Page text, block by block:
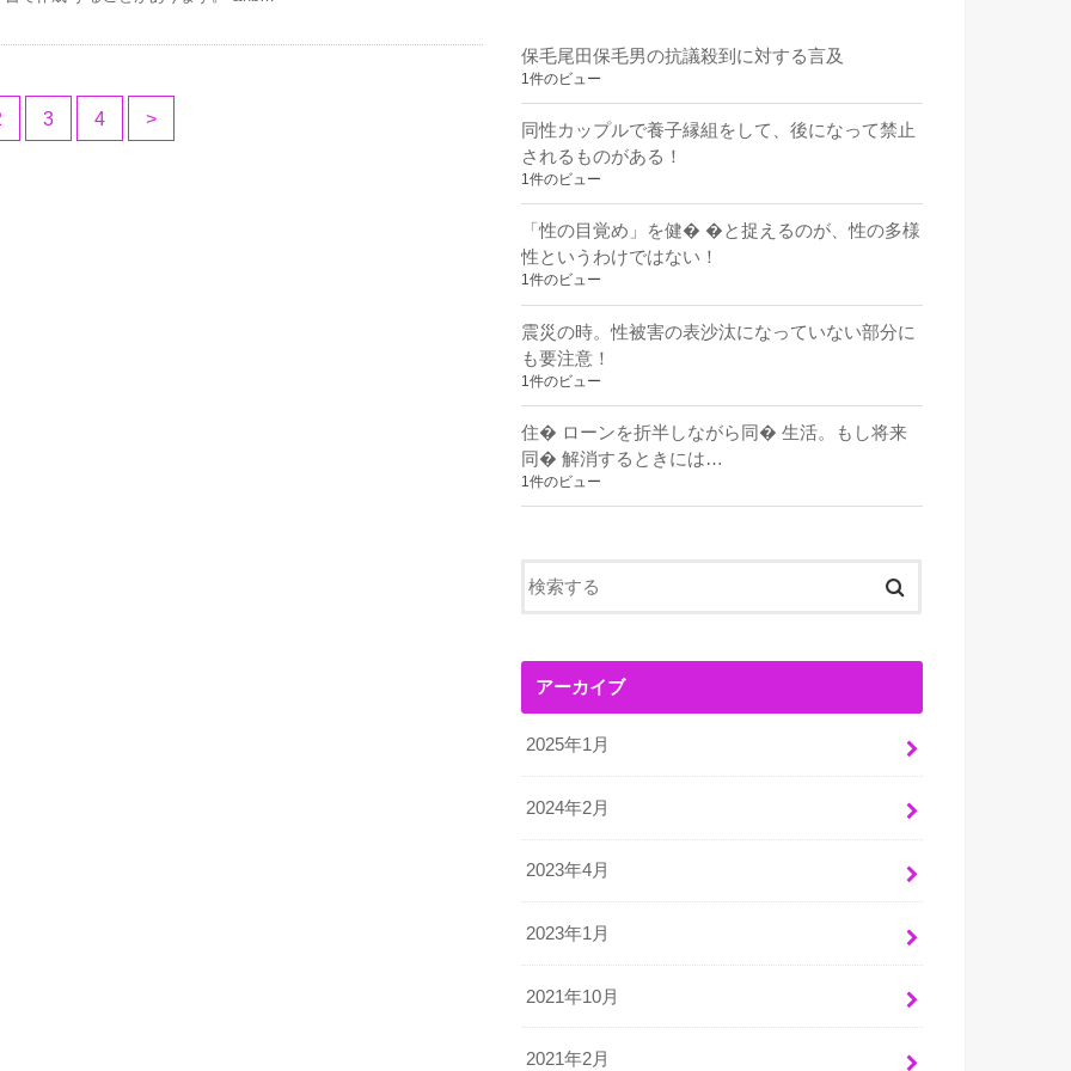
3 4 >
保毛尾田保毛男の抗議殺到に対する言及
1件のビュー
同性カップルで養子縁組をして、後になって禁止
されるものがある！
1件のビュー
「性の目覚め」を健� �と捉えるのが、性の多様
性というわけではない！
1件のビュー
震災の時。性被害の表沙汰になっていない部分に
も要注意！
1件のビュー
住� ローンを折半しながら同� 生活。もし将来
同� 解消するときには…
1件のビュー
アーカイブ
2025年1月
2024年2月
2023年4月
2023年1月
2021年10月
2021年2月